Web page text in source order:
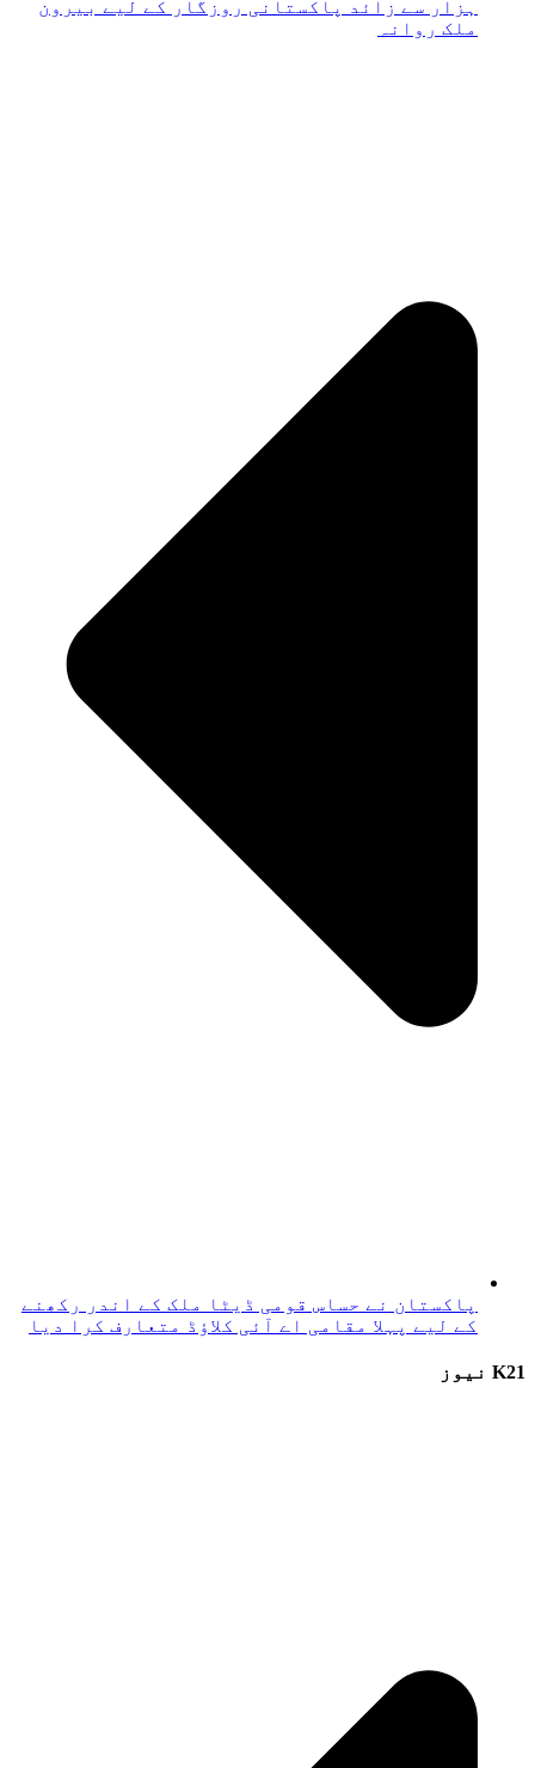
ہزار سے زائد پاکستانی روزگار کے لیے بیرون
ملک روانہ
پاکستان نے حساس قومی ڈیٹا ملک کے اندر رکھنے
کے لیے پہلا مقامی اے آئی کلاؤڈ متعارف کرا دیا
K21 نیوز